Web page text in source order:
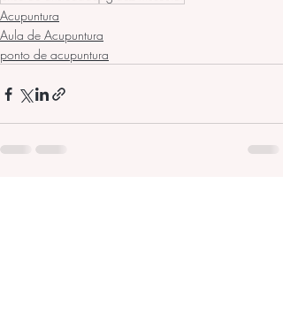
Acupuntura
Aula de Acupuntura
ponto de acupuntura